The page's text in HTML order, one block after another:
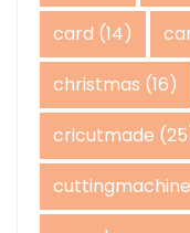
card (14)
christmas (16)
cricutmade
cuttingmachine